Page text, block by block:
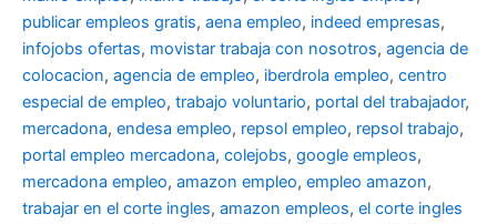
publicar empleos gratis, aena empleo, indeed empresas,
infojobs ofertas, movistar trabaja con nosotros, agencia de
colocacion, agencia de empleo, iberdrola empleo, centro
especial de empleo, trabajo voluntario, portal del trabajador,
mercadona, endesa empleo, repsol empleo, repsol trabajo,
portal empleo mercadona, colejobs, google empleos,
mercadona empleo, amazon empleo, empleo amazon,
trabajar en el corte ingles, amazon empleos, el corte ingles